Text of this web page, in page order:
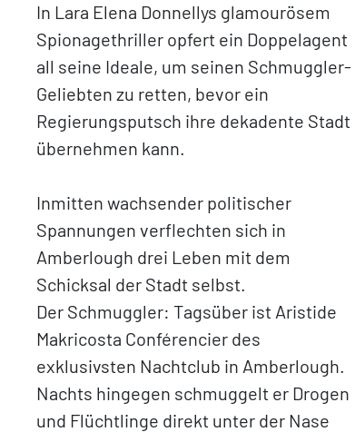
In Lara Elena Donnellys glamourösem
Spionagethriller opfert ein Doppelagent
all seine Ideale, um seinen Schmuggler-
Geliebten zu retten, bevor ein
Regierungsputsch ihre dekadente Stadt
übernehmen kann.
Inmitten wachsender politischer
Spannungen verflechten sich in
Amberlough drei Leben mit dem
Schicksal der Stadt selbst.
Der Schmuggler: Tagsüber ist Aristide
Makricosta Conférencier des
exklusivsten Nachtclub in Amberlough.
Nachts hingegen schmuggelt er Drogen
und Flüchtlinge direkt unter der Nase